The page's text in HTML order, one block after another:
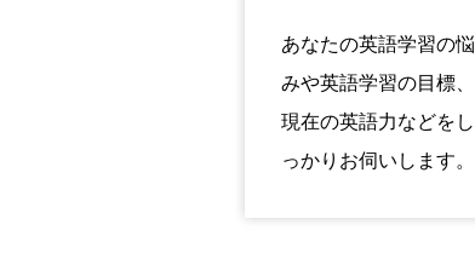
あなたの英語学習の悩
みや英語学習の目標、
現在の英語力などをし
っかりお伺いします。